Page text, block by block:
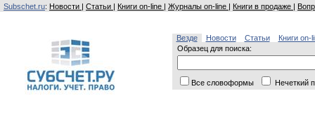
Subschet.ru: Новости | Статьи | Книги on-line | Журналы on-line | Книги в продаже |
Везде Новости Статьи
Книги on-
Образец для поиска:
Все словоформы Нечеткий